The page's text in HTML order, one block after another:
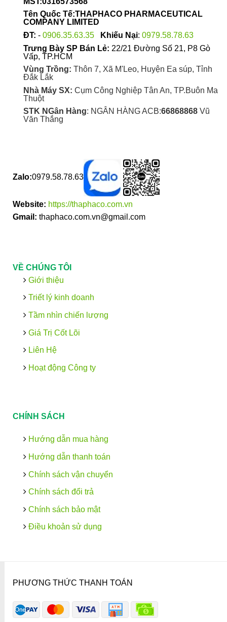
Tên Quốc Tế:THAPHACO PHARMACEUTICAL
COMPANY LIMITED
ĐT: - 0906.35.63.35 Khiếu Nại: 0979.58.78.63
Trưng Bày SP Bán Lẻ: 22/21 Đường Số 21, P8 Gò
Vấp, TP.HCM
Vùng Trồng: Thôn 7, Xã M'Leo, Huyện Ea súp, Tỉnh
Đắk Lắk
Nhà Máy SX: Cụm Công Nghiệp Tân An, TP.Buôn Ma
Thuột
STK NGân Hàng: NGÂN HÀNG ACB:66868868Vũ
Văn Thắng
Zalo:0979.58.78.63
Website: https://thaphaco.com.vn
Gmail: thaphaco.com.vn@gmail.com
VỀ CHÚNG TÔI
Giới thiệu
Triết lý kinh doanh
Tầm nhìn chiến lượng
Giá Trị Cốt Lõi
Liên Hệ
Hoạt động Công ty
CHÍNH SÁCH
Hướng dẫn mua hàng
Hướng dẫn thanh toán
Chính sách vận chuyển
Chính sách đổi trả
Chính sách bảo mật
Điều khoản sử dụng
PHƯƠNG THỨC THANH TOÁN